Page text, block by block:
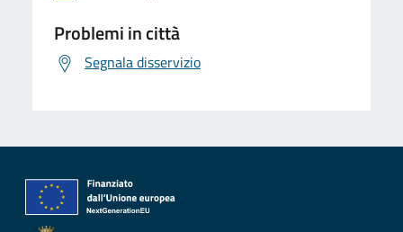
Problemi in città
Segnala disservizio